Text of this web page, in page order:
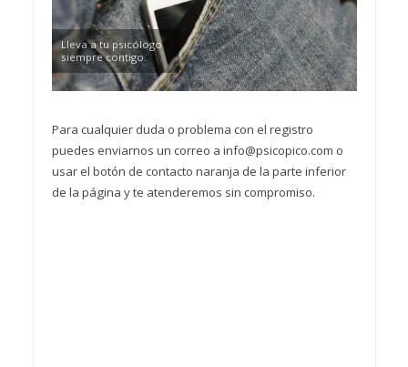
Lleva a tu psicólogo
siempre contigo.
Para cualquier duda o problema con el registro
puedes enviarnos un correo a info@psicopico.com o
usar el botón de contacto naranja de la parte inferior
de la página y te atenderemos sin compromiso.